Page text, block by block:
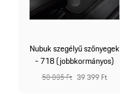
Nubuk szegélyű szőnyegek
- 718 (jobbkormányos)
50 035 Ft 39 399 Ft